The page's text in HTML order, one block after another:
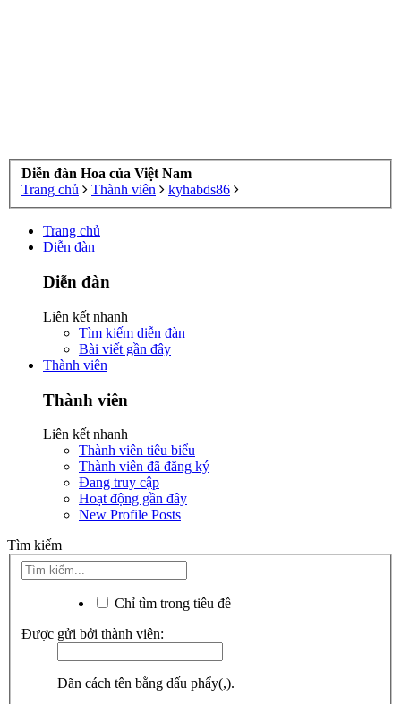
Diễn đàn Hoa của Việt Nam
Trang chủ
Thành viên kyhabds86
Trang chủ
Diễn đàn
Diễn đàn
Liên kết nhanh
Tìm kiếm diễn đàn
Bài viết gần đây
Thành viên
Thành viên
Liên kết nhanh
Thành viên tiêu biểu
Thành viên đã đăng ký
Đang truy cập
Hoạt động gần đây
New Profile Posts
Tìm kiếm
Chỉ tìm trong tiêu đề
Được gửi bởi thành viên:
Dãn cách tên bằng dấu phẩy(,).